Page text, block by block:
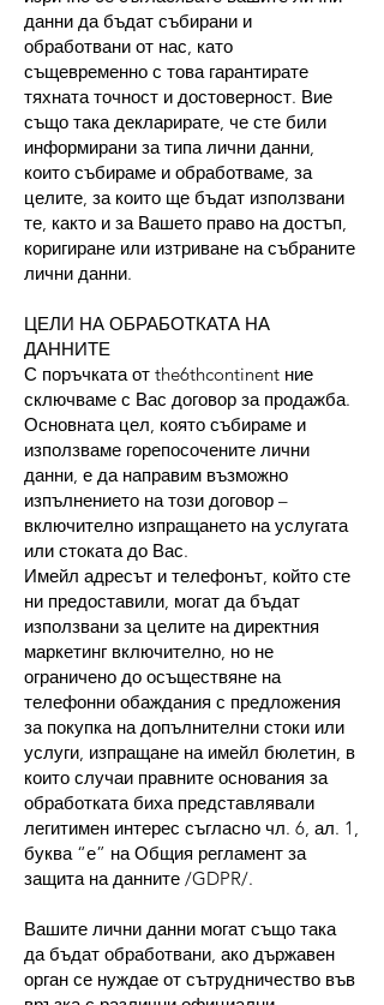
данни да бъдат събирани и
обработвани от нас, като
същевременно с това гарантирате
тяхната точност и достоверност. Вие
също така декларирате, че сте били
информирани за типа лични данни,
които събираме и обработваме, за
целите, за които ще бъдат използвани
те, както и за Вашето право на достъп,
коригиране или изтриване на събраните
лични данни.
ЦЕЛИ НА ОБРАБОТКАТА НА
ДАННИТЕ
С поръчката от the6thcontinent ние
сключваме с Вас договор за продажба.
Основната цел, която събираме и
използваме горепосочените лични
данни, е да направим възможно
изпълнението на този договор –
включително изпращането на услугата
или стоката до Вас.
Имейл адресът и телефонът, който сте
ни предоставили, могат да бъдат
използвани за целите на директния
маркетинг включително, но не
ограничено до осъществяне на
телефонни обаждания с предложения
за покупка на допълнителни стоки или
услуги, изпращане на имейл бюлетин, в
които случаи правните основания за
обработката биха представлявали
легитимен интерес съгласно чл. 6, ал. 1,
буква “е” на Общия регламент за
защита на данните /GDPR/.
Вашите лични данни могат също така
да бъдат обработвани, ако държавен
орган се нуждае от сътрудничество във